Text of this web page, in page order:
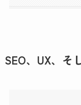
SEO、UX、そ